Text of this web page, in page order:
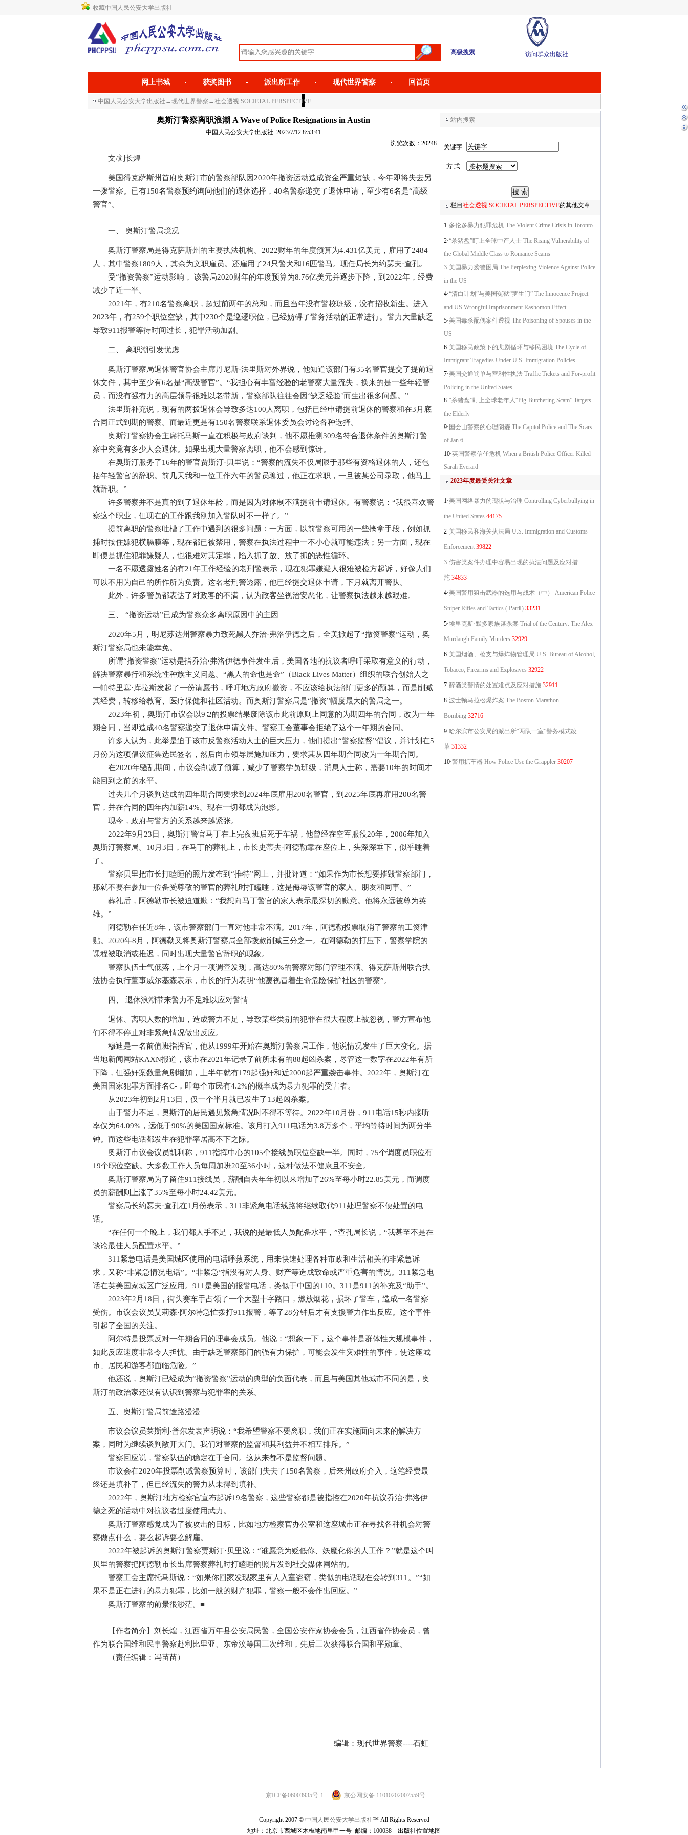
收藏中国人民公安大学出版社
高级搜索 访问群众出版社
网上书城 获奖图书 派出所工作 现代世界警察 回首页
中国人民公安大学出版社 →现代世界警察 →社会透视 SOCIETAL PERSPECTIVE
奥斯汀警察离职浪潮 A Wave of Police Resignations in Austin
中国人民公安大学出版社 2023/7/12 8:53:41
浏览次数：20248
文/刘长煌
美国得克萨斯州首府奥斯汀市的警察部队因2020年撤资运动造成资金严重短缺，今年即将失去另
一拨警察。已有150名警察预约询问他们的退休选择，40名警察递交了退休申请，至少有6名是“高级
警官”。
一、 奥斯汀警局境况
奥斯汀警察局是得克萨斯州的主要执法机构。2022财年的年度预算为4.431亿美元，雇用了2484
人，其中警察1809人，其余为文职雇员。还雇用了24只警犬和16匹警马。现任局长为约瑟夫·查孔。
受“撤资警察”运动影响， 该警局2020财年的年度预算为8.76亿美元并逐步下降，到2022年，经费
减少了近一半。
2021年，有210名警察离职，超过前两年的总和，而且当年没有警校班级，没有招收新生。进入
2023年，有259个职位空缺，其中230个是巡逻职位，已经妨碍了警务活动的正常进行。警力大量缺乏
导致911报警等待时间过长，犯罪活动加剧。
二、 离职潮引发忧虑
奥斯汀警察局退休警官协会主席丹尼斯·法里斯对外界说，他知道该部门有35名警官提交了提前退
休文件，其中至少有6名是“高级警官”。“我担心有丰富经验的老警察大量流失，换来的是一些年轻警
员，而没有强有力的高层领导很难以老带新，警察部队往往会因‘缺乏经验’而生出很多问题。”
法里斯补充说，现有的两拨退休会导致多达100人离职，包括已经申请提前退休的警察和在3月底
合同正式到期的警察。而最近更是有150名警察联系退休委员会讨论各种选择。
奥斯汀警察协会主席托马斯一直在积极与政府谈判，他不愿推测309名符合退休条件的奥斯汀警
察中究竟有多少人会退休。如果出现大量警察离职，他不会感到惊讶。
在奥斯汀服务了16年的警官贾斯汀·贝里说：“警察的流失不仅局限于那些有资格退休的人，还包
括年轻警官的辞职。前几天我和一位工作六年的警员聊过，他正在求职，一旦被某公司录取，他马上
就辞职。”
许多警察并不是真的到了退休年龄，而是因为对体制不满提前申请退休。有警察说：“我很喜欢警
察这个职业，但现在的工作跟我刚加入警队时不一样了。”
提前离职的警察吐槽了工作中遇到的很多问题：一方面，以前警察可用的一些擒拿手段，例如抓
捕时按住嫌犯横膈膜等，现在都已被禁用，警察在执法过程中一不小心就可能违法；另一方面，现在
即便是抓住犯罪嫌疑人，也很难对其定罪，陷入抓了放、放了抓的恶性循环。
一名不愿透露姓名的有21年工作经验的老刑警表示，现在犯罪嫌疑人很难被检方起诉，好像人们
可以不用为自己的所作所为负责。这名老刑警透露，他已经提交退休申请，下月就离开警队。
此外，许多警员都表达了对政客的不满，认为政客坐视治安恶化，让警察执法越来越艰难。
三、 “撤资运动”已成为警察众多离职原因中的主因
2020年5月，明尼苏达州警察暴力致死黑人乔治·弗洛伊德之后，全美掀起了“撤资警察”运动，奥
斯汀警察局也未能幸免。
所谓“撤资警察”运动是指乔治·弗洛伊德事件发生后，美国各地的抗议者呼吁采取有意义的行动，
解决警察暴行和系统性种族主义问题。“黑人的命也是命”（Black Lives Matter）组织的联合创始人之
一帕特里塞·库拉斯发起了一份请愿书，呼吁地方政府撤资，不应该给执法部门更多的预算，而是削减
其经费，转移给教育、医疗保健和社区活动。而奥斯汀警察局是“撤资”幅度最大的警局之一。
2023年初，奥斯汀市议会以9∶2的投票结果废除该市此前原则上同意的为期四年的合同，改为一年
期合同，当即造成40名警察递交了退休申请文件。警察工会董事会拒绝了这个一年期的合同。
许多人认为，此举是迫于该市反警察活动人士的巨大压力，他们提出“警察监督”倡议，并计划在5
月份为这项倡议征集选民签名，然后向市领导层施加压力，要求其从四年期合同改为一年期合同。
在2020年骚乱期间，市议会削减了预算，减少了警察学员班级，消息人士称，需要10年的时间才
能回到之前的水平。
过去几个月谈判达成的四年期合同要求到2024年底雇用200名警官，到2025年底再雇用200名警
官，并在合同的四年内加薪14%。现在一切都成为泡影。
现今，政府与警方的关系越来越紧张。
2022年9月23日，奥斯汀警官马丁在上完夜班后死于车祸，他曾经在空军服役20年，2006年加入
奥斯汀警察局。10月3日，在马丁的葬礼上，市长史蒂夫·阿德勒靠在座位上，头深深垂下，似乎睡着
了。
警察贝里把市长打瞌睡的照片发布到“推特”网上，并批评道：“如果作为市长想要摧毁警察部门，
那就不要在参加一位备受尊敬的警官的葬礼时打瞌睡，这是侮辱该警官的家人、朋友和同事。”
葬礼后，阿德勒市长被迫道歉：“我想向马丁警官的家人表示最深切的歉意。他将永远被尊为英
雄。”
阿德勒在任近8年，该市警察部门一直对他非常不满。2017年，阿德勒投票取消了警察的工资津
贴。2020年8月，阿德勒又将奥斯汀警察局全部拨款削减三分之一。在阿德勒的打压下，警察学院的
课程被取消或推迟，同时出现大量警官辞职的现象。
警察队伍士气低落，上个月一项调查发现，高达80%的警察对部门管理不满。得克萨斯州联合执
法协会执行董事威尔基森表示，市长的行为表明“他蔑视冒着生命危险保护社区的警察”。
四、 退休浪潮带来警力不足难以应对警情
退休、离职人数的增加，造成警力不足，导致某些类别的犯罪在很大程度上被忽视，警方宣布他
们不得不停止对非紧急情况做出反应。
穆迪是一名前值班指挥官，他从1999年开始在奥斯汀警察局工作，他说情况发生了巨大变化。据
当地新闻网站KAXN报道，该市在2021年记录了前所未有的88起凶杀案，尽管这一数字在2022年有所
下降，但强奸案数量急剧增加，上半年就有179起强奸和近2000起严重袭击事件。2022年，奥斯汀在
美国国家犯罪方面排名C-，即每个市民有4.2%的概率成为暴力犯罪的受害者。
从2023年初到2月13日，仅一个半月就已发生了13起凶杀案。
由于警力不足，奥斯汀的居民遇见紧急情况时不得不等待。2022年10月份，911电话15秒内接听
率仅为64.09%，远低于90%的美国国家标准。该月打入911电话为3.8万多个，平均等待时间为两分半
钟。而这些电话都发生在犯罪率居高不下之际。
奥斯汀市议会议员凯利称，911指挥中心的105个接线员职位空缺一半。同时，75个调度员职位有
19个职位空缺。大多数工作人员每周加班20至36小时，这种做法不健康且不安全。
奥斯汀警察局为了留住911接线员，薪酬自去年年初以来增加了26%至每小时22.85美元，而调度
员的薪酬则上涨了35%至每小时24.42美元。
警察局长约瑟夫·查孔在1月份表示，311非紧急电话线路将继续取代911处理警察不便处置的电
话。
“在任何一个晚上，我们都人手不足，我说的是最低人员配备水平，”查孔局长说，“我甚至不是在
谈论最佳人员配置水平。”
311紧急电话是美国城区使用的电话呼救系统，用来快速处理各种市政和生活相关的非紧急诉
求，又称“非紧急情况电话”。“非紧急”指没有对人身、财产等造成致命或严重危害的情况。311紧急电
话在英美国家城区广泛应用。911是美国的报警电话，类似于中国的110。311是911的补充及“助手”。
2023年2月18日，街头赛车手占领了一个大型十字路口，燃放烟花，损坏了警车，造成一名警察
受伤。市议会议员艾莉森·阿尔特急忙拨打911报警，等了28分钟后才有支援警力作出反应。这个事件
引起了全国的关注。
阿尔特是投票反对一年期合同的理事会成员。他说：“想象一下，这个事件是群体性大规模事件，
如此反应速度非常令人担忧。由于缺乏警察部门的强有力保护，可能会发生灾难性的事件，使这座城
市、居民和游客都面临危险。”
他还说，奥斯汀已经成为“撤资警察”运动的典型的负面代表，而且与美国其他城市不同的是，奥
斯汀的政治家还没有认识到警察与犯罪率的关系。
五、奥斯汀警局前途路漫漫
市议会议员莱斯利·普尔发表声明说：“我希望警察不要离职，我们正在实施面向未来的解决方
案，同时为继续谈判敞开大门。我们对警察的监督和其利益并不相互排斥。”
警察回应说，警察队伍的稳定在于合同。这从来都不是监督问题。
市议会在2020年投票削减警察预算时，该部门失去了150名警察，后来州政府介入，这笔经费最
终还是填补了，但已经流失的警力从未得到填补。
2022年，奥斯汀地方检察官宣布起诉19名警察，这些警察都是被指控在2020年抗议乔治·弗洛伊
德之死的活动中对抗议者过度使用武力。
奥斯汀警察感觉成为了被攻击的目标，比如地方检察官办公室和这座城市正在寻找各种机会对警
察做点什么，要么起诉要么解雇。
2022年被起诉的奥斯汀警察贾斯汀·贝里说：“谁愿意为贬低你、妖魔化你的人工作？”就是这个叫
贝里的警察把阿德勒市长出席警察葬礼时打瞌睡的照片发到社交媒体网站的。
警察工会主席托马斯说：“如果你回家发现家里有人入室盗窃，类似的电话现在会转到311。”“如
果不是正在进行的暴力犯罪，比如一般的财产犯罪，警察一般不会作出回应。”
奥斯汀警察的前景很渺茫。■
【作者简介】刘长煌，江西省万年县公安局民警，全国公安作家协会会员，江西省作协会员，曾
作为联合国维和民事警察赴利比里亚、东帝汶等国三次维和，先后三次获得联合国和平勋章。
（责任编辑：冯苗苗）
编辑：现代世界警察----石虹
站内搜索
关键字
方 式
栏目 社会透视 SOCIETAL PERSPECTIVE的其他文章
1·多伦多暴力犯罪危机 The Violent Crime Crisis in Toronto
2·“杀猪盘”盯上全球中产人士 The Rising Vulnerability of
the Global Middle Class to Romance Scams
3·美国暴力袭警困局 The Perplexing Violence Against Police
in the US
4·“清白计划”与美国冤狱“罗生门” The Innocence Project
and US Wrongful Imprisonment Rashomon Effect
5·美国毒杀配偶案件透视 The Poisoning of Spouses in the
US
6·美国移民政策下的悲剧循环与移民困境 The Cycle of
Immigrant Tragedies Under U.S. Immigration Policies
7·美国交通罚单与营利性执法 Traffic Tickets and For-profit
Policing in the United States
8·“杀猪盘”盯上全球老年人“Pig-Butchering Scam” Targets
the Elderly
9· 国会山警察的心理阴霾 The Capitol Police and The Scars
of Jan.6
10·英国警察信任危机 When a British Police Officer Killed
Sarah Everard
2023年度最受关注文章
1·美国网络暴力的现状与治理 Controlling Cyberbullying in
the United States 44175
2·美国移民和海关执法局 U.S. Immigration and Customs
Enforcement 39822
3·伤害类案件办理中容易出现的执法问题及应对措
施 34833
4·美国警用狙击武器的选用与战术（中） American Police
Sniper Rifles and Tactics ( PartⅡ) 33231
5·埃里克斯·默多家族谋杀案 Trial of the Century: The Alex
Murdaugh Family Murders 32929
6·美国烟酒、枪支与爆炸物管理局 U.S. Bureau of Alcohol,
Tobacco, Firearms and Explosives 32922
7·醉酒类警情的处置难点及应对措施 32911
8·波士顿马拉松爆炸案 The Boston Marathon
Bombing 32716
9·哈尔滨市公安局的派出所“两队一室”警务模式改
革 31332
10·警用抓车器 How Police Use the Grappler 30207
京ICP备06003935号-1 京公网安备 11010202007559号
Copyright 2007 © 中国人民公安大学出版社™ All Rights Reserved
地址：北京市西城区木樨地南里甲一号 邮编：100038 出版社位置地图